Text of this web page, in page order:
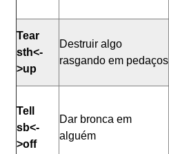
Tear
sth<-
>up
Destruir algo
rasgando em pedaços
Tell
sb<-
>off
Dar bronca em
alguém